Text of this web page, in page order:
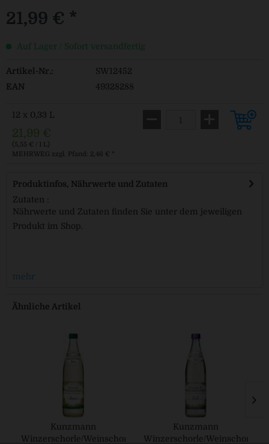
21,99 € *
Auf Lager / Sofort versandfertig
Artikel-Nr.:
SW12452
EAN
49328288
12 x 0,33 L
21,99 €
(5,55 € / 1 L)
MEHRWEG zzgl. Pfand: 2,46 € *
Produktinfos, Nährwerte und Zutaten
Zutaten :
Nährwerte und Zutaten finden Sie unter dem jeweiligen
Produkt im Shop.
mehr
Ähnliche Artikel
Kunzmann
Winzerschorle/Weinschorle
Kunzmann
Winzerschorle/Weinschorle